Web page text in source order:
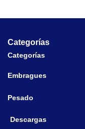
Categorías
Categorías
Embragues
Pesado
Descargas